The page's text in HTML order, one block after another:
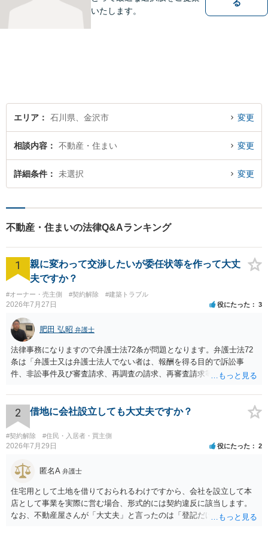
いたします。
る
エリア 石川県、金沢市 変更
相談内容 不動産・住まい 変更
詳細条件 未選択 変更
不動産・住まいの法律Q&Aランキング
1
親に変わって交渉したいが委任状等を作って大丈
夫ですか？
#オーナー・売主側 #契約解除 #建築トラブル
2026年7月27日 役にたった 3
肥田 弘昭 弁護士
法律事務になりますので弁護士法72条が問題となります。弁護士法72
条は「弁護士又は弁護士法人でない者は、報酬を得る目的で訴訟事
件、非訟事件及び審査請求、再調査の請求、再審査請求等行政庁に対
しくは和解その他の法律事務を取り扱い、又はこれらの周旋をするこ
とを業とすることができない。ただし、この法律又は他の法律に別段
の定めがある場合は、この限りでない。」とのことから、報酬を得る
目的がないのであれば適法です。なぜなら、弁護士法72条に違反しな
いのであれば、委任については無償で委任者が受任者に委任できるか
2 借地に会社設立しても大丈夫ですか？
#契約解除 #住民・入居者・買主側
2026年7月29日 役にたった 2
匿名A 弁護士
住宅用として土地を借りておられるわけですから、会社を設立して本
店として事業を実際に営む場合、形式的には契約違反に該当します。
なお、不動産屋さんが「大丈夫」と言ったのは「登記だけなら実務上